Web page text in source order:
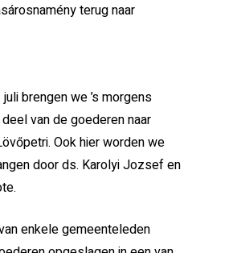
terug naar
brengen we ’s morgens
van de goederen naar
Ook hier worden we
door ds. Karolyi Jozsef en
enkele gemeenteleden